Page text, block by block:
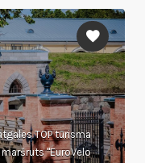
TOP tūrisma
"EuroVelo